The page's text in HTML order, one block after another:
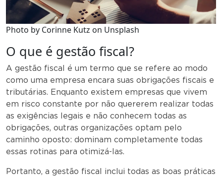
Photo by Corinne Kutz on Unsplash
O que é gestão fiscal?
A gestão fiscal é um termo que se refere ao modo
como uma empresa encara suas obrigações fiscais e
tributárias. Enquanto existem empresas que vivem
em risco constante por não quererem realizar todas
as exigências legais e não conhecem todas as
obrigações, outras organizações optam pelo
caminho oposto: dominam completamente todas
essas rotinas para otimizá-las.
Portanto, a gestão fiscal inclui todas as boas práticas